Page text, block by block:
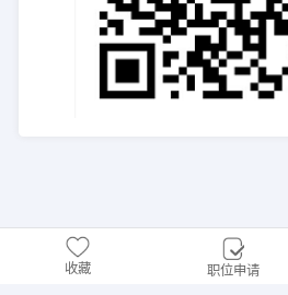
收藏 职位申请